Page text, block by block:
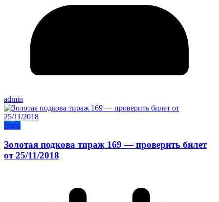
admin
Лото
Золотая подкова тираж 169 — проверить билет
от 25/11/2018